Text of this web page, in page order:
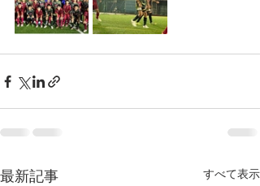
最新記事 すべて表示